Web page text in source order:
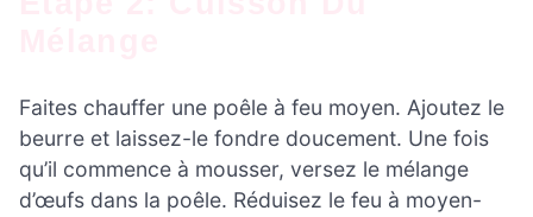
Faites chauffer une poêle à feu moyen. Ajoutez le
beurre et laissez-le fondre doucement. Une fois
qu’il commence à mousser, versez le mélange
d’œufs dans la poêle. Réduisez le feu à moyen-